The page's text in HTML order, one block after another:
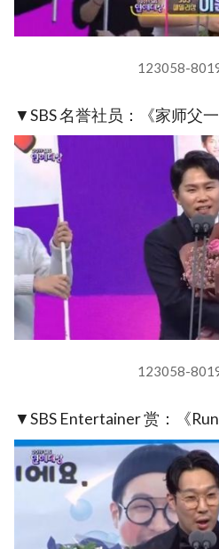
123058-
▼SBS 名誉社员：《家师父
123058-
▼SBS Entertainer 赏：《